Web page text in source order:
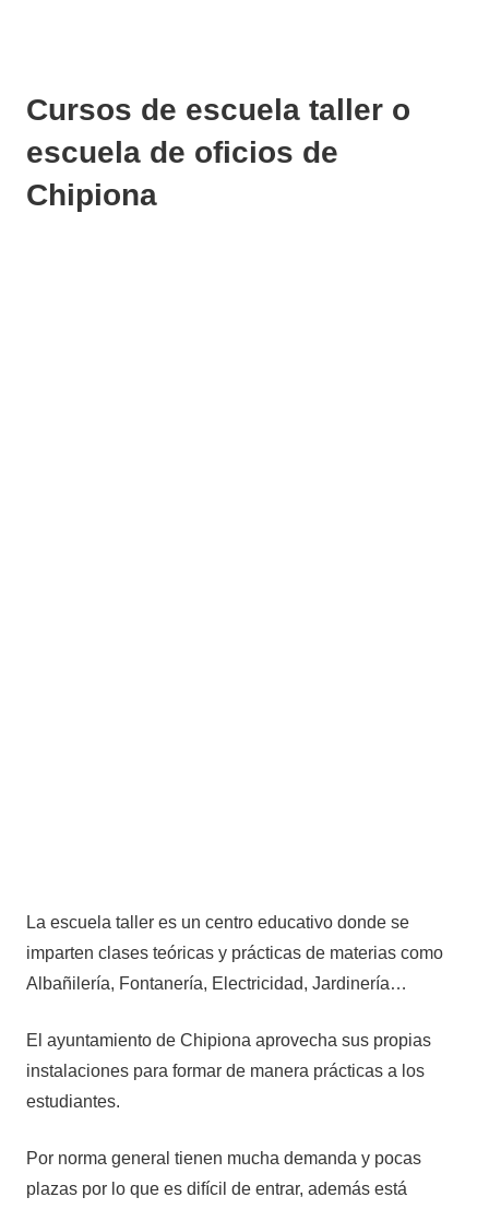
Cursos de escuela taller o
escuela de oficios de
Chipiona
La escuela taller es un centro educativo donde se
imparten clases teóricas y prácticas de materias como
Albañilería, Fontanería, Electricidad, Jardinería…
El ayuntamiento de Chipiona aprovecha sus propias
instalaciones para formar de manera prácticas a los
estudiantes.
Por norma general tienen mucha demanda y pocas
plazas por lo que es difícil de entrar, además está